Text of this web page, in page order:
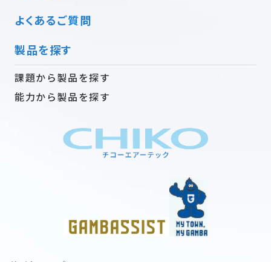
よくあるご質問
製品を探す
課題から製品を探す
能力から製品を探す